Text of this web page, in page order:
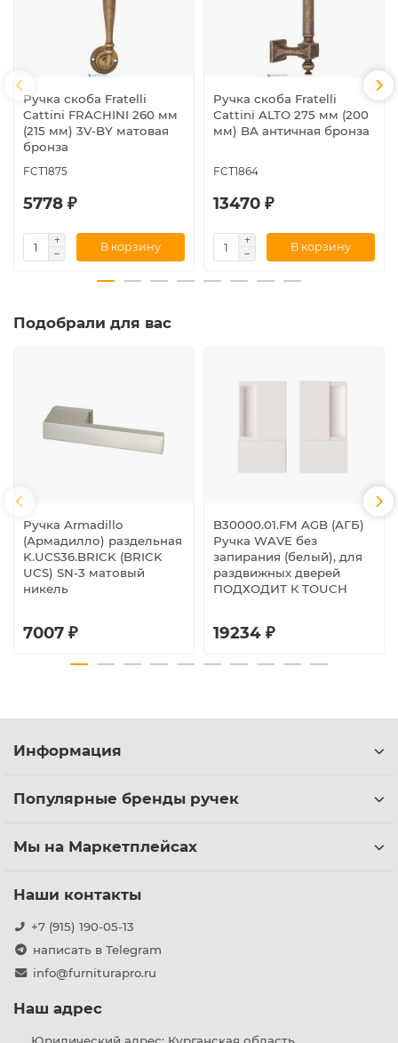
Ручка скоба Fratelli
Cattini FRACHINI 260 мм
(215 мм) 3V-BY матовая
бронза
FCT1875
5778 ₽
В корзину
Ручка скоба Fratelli
Cattini ALTO 275 мм (200
мм) BA античная бронза
FCT1864
13470 ₽
В корзину
Подобрали для вас
Ручка Armadillo
(Армадилло) раздельная
K.UCS36.BRICK (BRICK
UCS) SN-3 матовый
никель
7007 ₽
B30000.01.FM AGB (АГБ)
Ручка WAVE без
запирания (белый), для
раздвижных дверей
ПОДХОДИТ К TOUCH
19234 ₽
Информация
Популярные бренды ручек
Мы на Маркетплейсах
Наши контакты
+7 (915) 190-05-13
написать в Telegram
info@furniturapro.ru
Наш адрес